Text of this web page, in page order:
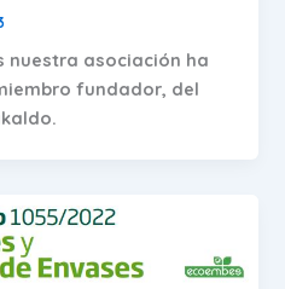
nuestra asociación ha
fundador, del